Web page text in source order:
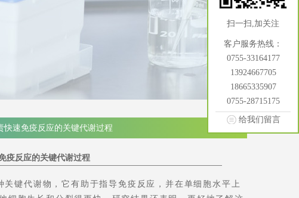
快速免疫反应的关键代谢过程
疫反应的关键代谢过程
键代谢物，它有助于指导免疫反应，并在单细胞水平上
扫一扫,加关注
客户服务热线：
0755-33164177
13924667705
18665335907
0755-28715175
给我们留言